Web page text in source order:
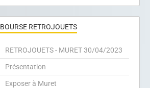
BOURSE RETROJOUETS
RETROJOUETS - MURET 30/04/2023
Présentation
Exposer à Muret